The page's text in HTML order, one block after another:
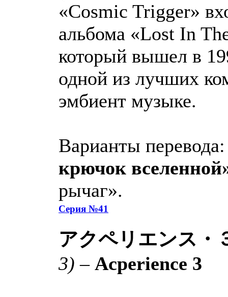
«Cosmic Trigger»
альбома «Lost In
который вышел в
одной из лучших
эмбиент музыке.
Варианты
крючок
рычаг».
Серия №41
アクペリエンス・
3) – Acperience 3